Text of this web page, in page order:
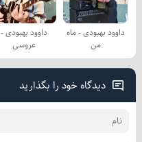
داوود بهبودی - ماه
من
داوود بهبودی -
عروسی
دیدگاه خود را بگذارید